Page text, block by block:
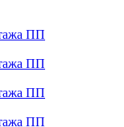
ПП
ПП
ПП
ПП